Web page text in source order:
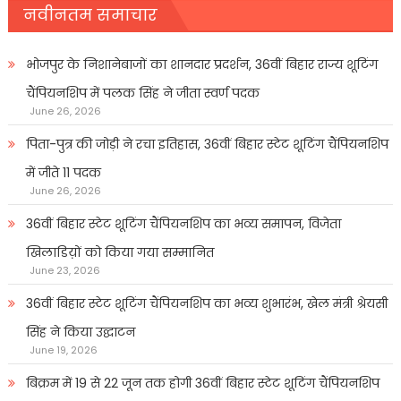
नवीनतम समाचार
भोजपुर के निशानेबाजों का शानदार प्रदर्शन, 36वीं बिहार राज्य शूटिंग
चैंपियनशिप में पलक सिंह ने जीता स्वर्ण पदक
June 26, 2026
पिता-पुत्र की जोड़ी ने रचा इतिहास, 36वीं बिहार स्टेट शूटिंग चैंपियनशिप
में जीते 11 पदक
June 26, 2026
36वीं बिहार स्टेट शूटिंग चैंपियनशिप का भव्य समापन, विजेता
खिलाडिय़ों को किया गया सम्मानित
June 23, 2026
36वीं बिहार स्टेट शूटिंग चैंपियनशिप का भव्य शुभारंभ, खेल मंत्री श्रेयसी
सिंह ने किया उद्घाटन
June 19, 2026
बिक्रम में 19 से 22 जून तक होगी 36वीं बिहार स्टेट शूटिंग चैंपियनशिप